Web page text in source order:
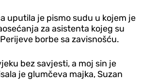
uputila je pismo sudu u kojem je
za asistenta kojeg su
borbe sa zavisnošću.
bez savjesti, a moj sin je
je glumčeva majka, Suzan